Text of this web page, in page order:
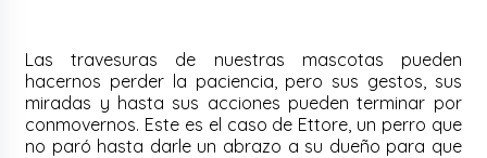
Las travesuras de nuestras mascotas pueden
hacernos perder la paciencia, pero sus gestos, sus
miradas y hasta sus acciones pueden terminar por
conmovernos. Este es el caso de Ettore, un perro que
no paró hasta darle un abrazo a su dueño para que